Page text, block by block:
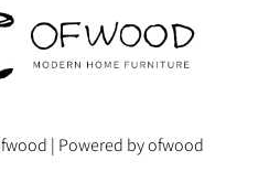
| Powered by ofwood